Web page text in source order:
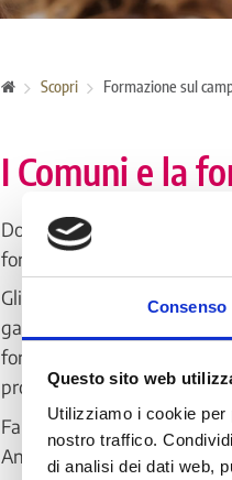
Consenso
Questo sito web
Utilizziamo i cookie
nostro traffico.
di analisi dei dati web,
Scopri Formazione sul
I Comuni e la
DoteComune è
formazione continua che si
Gli Enti coinvolti offrono ai
garantendo un
formazione in aula. Al
professionali acquisite.
Fanno parte del network di
AnciLab ente “promotore”